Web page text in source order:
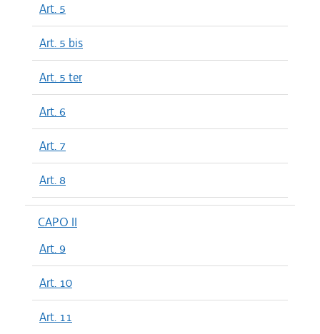
Art. 5
Art. 5 bis
Art. 5 ter
Art. 6
Art. 7
Art. 8
CAPO II
Art. 9
Art. 10
Art. 11